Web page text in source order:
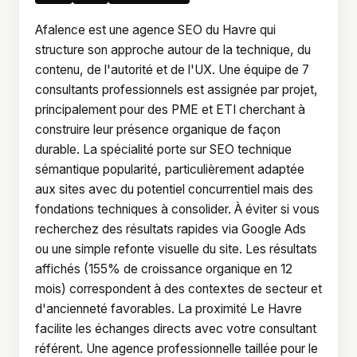
Afalence est une agence SEO du Havre qui
structure son approche autour de la technique, du
contenu, de l'autorité et de l'UX. Une équipe de 7
consultants professionnels est assignée par projet,
principalement pour des PME et ETI cherchant à
construire leur présence organique de façon
durable. La spécialité porte sur SEO technique
sémantique popularité, particulièrement adaptée
aux sites avec du potentiel concurrentiel mais des
fondations techniques à consolider. À éviter si vous
recherchez des résultats rapides via Google Ads
ou une simple refonte visuelle du site. Les résultats
affichés (155% de croissance organique en 12
mois) correspondent à des contextes de secteur et
d'ancienneté favorables. La proximité Le Havre
facilite les échanges directs avec votre consultant
référent. Une agence professionnelle taillée pour le